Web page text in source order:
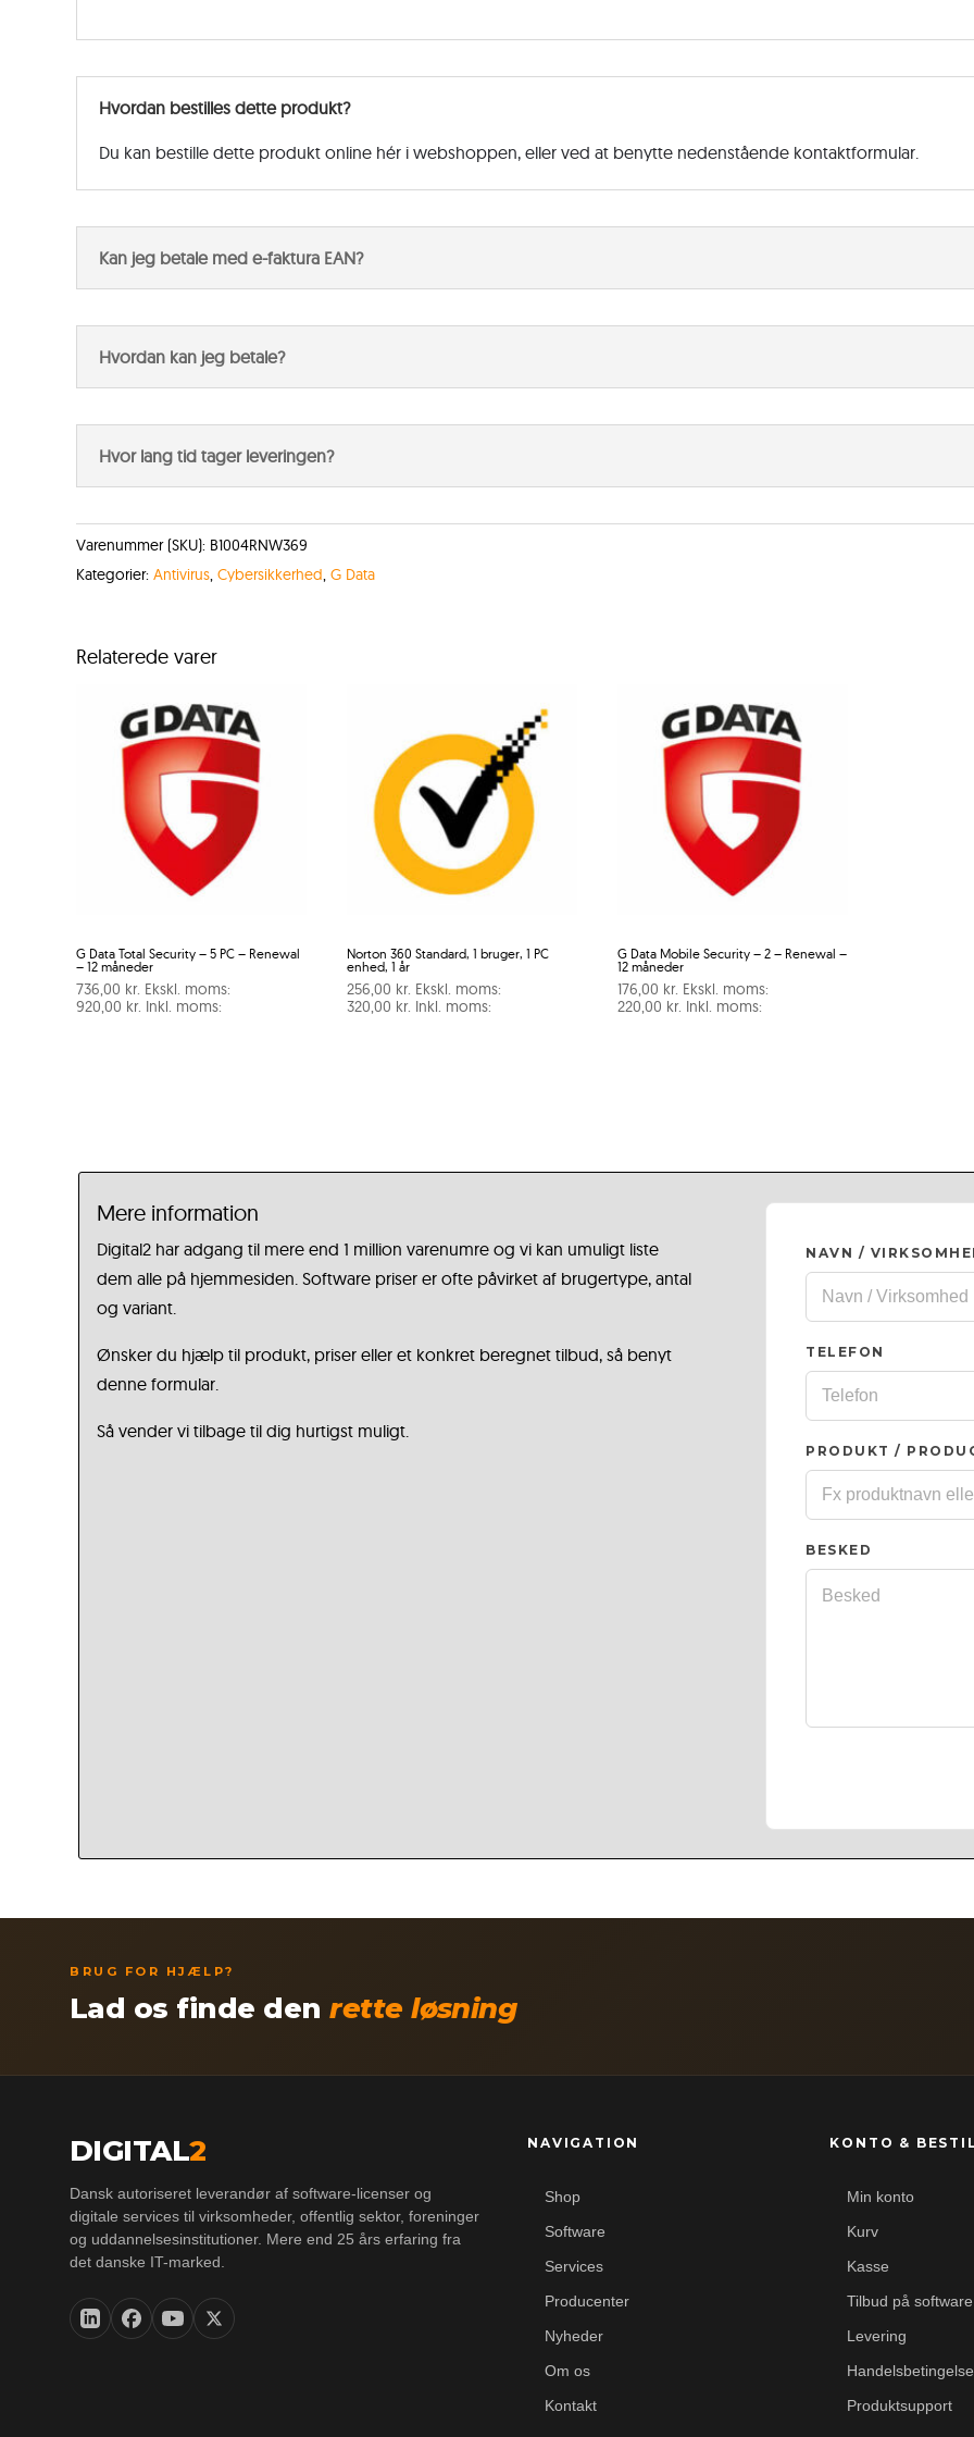
Hvordan bestilles dette produkt?
Du kan bestille dette produkt online hér i webshoppen, eller ved at benytte nedenstående kontaktformular.
Kan jeg betale med e-faktura EAN?
Hvordan kan jeg betale?
Hvor lang tid tager leveringen?
Varenummer (SKU): B1004RNW369
Kategorier: Antivirus, Cybersikkerhed, G Data
Relaterede varer
G Data Total Security – 5 PC – Renewal
– 12 måneder
736,00 kr. Ekskl. moms:
920,00 kr. Inkl. moms:
Norton 360 Standard, 1 bruger, 1 PC
enhed, 1 år
256,00 kr. Ekskl. moms:
320,00 kr. Inkl. moms:
G Data Mobile Security – 2 – Renewal –
12 måneder
176,00 kr. Ekskl. moms:
220,00 kr. Inkl. moms:
Mere information
Digital2 har adgang til mere end 1 million varenumre og vi kan umuligt liste
dem alle på hjemmesiden. Software priser er ofte påvirket af brugertype, antal
og variant.
Ønsker du hjælp til produkt, priser eller et konkret beregnet tilbud, så benyt
denne formular.
Så vender vi tilbage til dig hurtigst muligt.
NAVN /
TELEFON
PRODUKT /
BESKED
BRUG FOR HJÆLP?
Lad os finde denrette løsning
DIGITAL2
Dansk autoriseret leverandør af software-licenser og
digitale services til virksomheder, offentlig sektor, foreninger
og uddannelsesinstitutioner. Mere end 25 års erfaring fra
det danske IT-marked.
NAVIGATION
Shop
Software
Services
Producenter
Nyheder
Om os
Kontakt
KONTO &
Min konto
Kurv
Kasse
Tilbud på software
Levering
Produktsupport